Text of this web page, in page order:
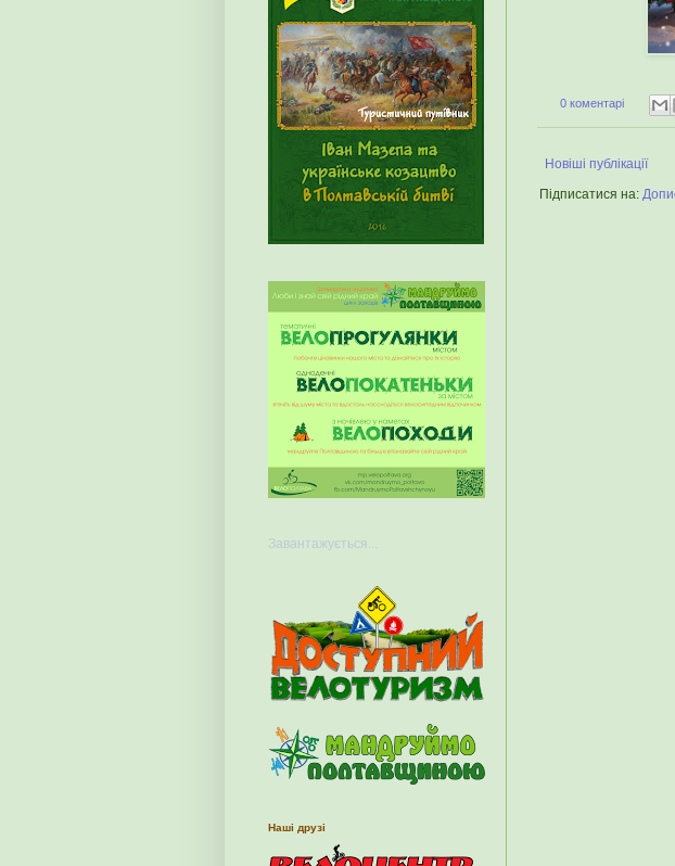
0 коментарі
Новіші публікації
Підписатися на:
Завантажується...
Наші друзі